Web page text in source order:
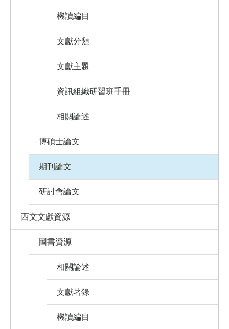
機讀編目
文獻分類
文獻主題
資訊組織研習班手冊
相關論述
博碩士論文
期刊論文
研討會論文
西文文獻資源
圖書資源
相關論述
文獻著錄
機讀編目